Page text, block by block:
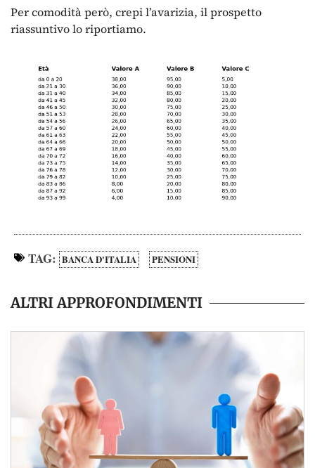
Per comodità però, crepi l’avarizia, il prospetto
riassuntivo lo riportiamo.
TAG: BANCA D'ITALIA PENSIONI
ALTRI APPROFONDIMENTI